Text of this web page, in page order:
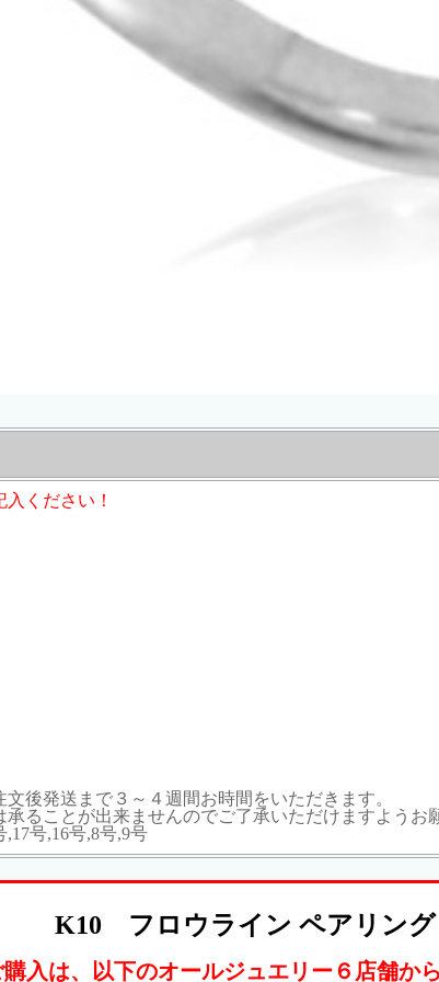
ください！
後発送まで３～４週間お時間をいただきます。
ることが出来ませんのでご了承いただけますようお
,17号,16号,8号,9号
K10 フロウライン ペアリング
入は、以下のオールジュエリー６店舗か